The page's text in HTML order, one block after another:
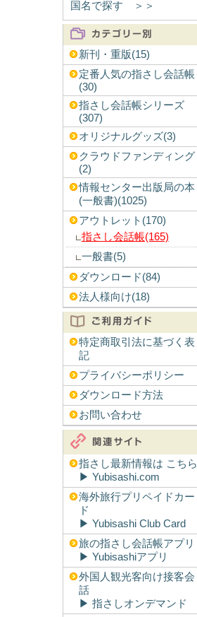
国名で探す ＞＞
新刊・重版(15)
定番人気の指さし会話帳
(30)
指さし会話帳シリーズ
(307)
オリジナルグッズ(3)
クラウドファンディング
(2)
情報センター出版局の本
(一般書)(1025)
アウトレット(170)
指さし会話帳(165)
一般書(5)
ダウンロード(84)
法人様向け(18)
特定商取引法に基づく表
記
プライバシーポリシー
ダウンロード方法
お問い合わせ
指さし最新情報は こちら
▶︎ Yubisashi.com
海外旅行プリペイドカー
ド
▶︎ Yubisashi Club Card
旅の指さし会話帳アプリ
▶︎ Yubisashiアプリ
外国人観光客向け接客会
話
▶︎ 指さしオンデマンド